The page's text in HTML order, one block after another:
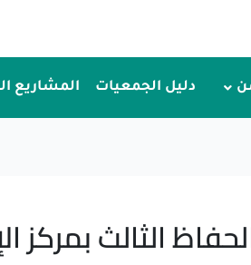
دليل الجمعيات المشاريع
الثالث بمركز